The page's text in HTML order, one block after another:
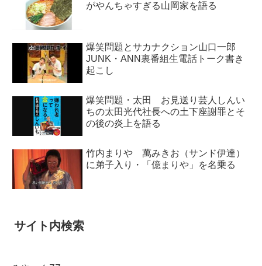
がやんちゃすぎる山岡家を語る
爆笑問題とサカナクション山口一郎
JUNK・ANN裏番組生電話トーク書き
起こし
爆笑問題・太田 お見送り芸人しんい
ちの太田光代社長への土下座謝罪とそ
の後の炎上を語る
竹内まりや 萬みきお（サンド伊達）
に弟子入り・「億まりや」を名乗る
サイト内検索